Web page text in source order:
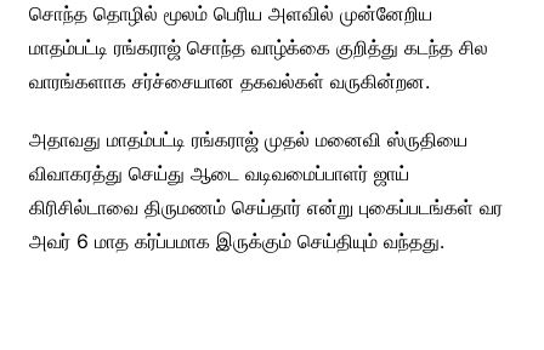
சொந்த தொழில் மூலம் பெரிய அளவில் முன்னேறிய
மாதம்பட்டி ரங்கராஜ் சொந்த வாழ்க்கை குறித்து கடந்த சில
வாரங்களாக சர்ச்சையான தகவல்கள் வருகின்றன.
அதாவது மாதம்பட்டி ரங்கராஜ் முதல் மனைவி ஸ்ருதியை
விவாகரத்து செய்து ஆடை வடிவமைப்பாளர் ஜாய்
கிரிசில்டாவை திருமணம் செய்தார் என்று புகைப்படங்கள் வர
அவர் 6 மாத கர்ப்பமாக இருக்கும் செய்தியும் வந்தது.